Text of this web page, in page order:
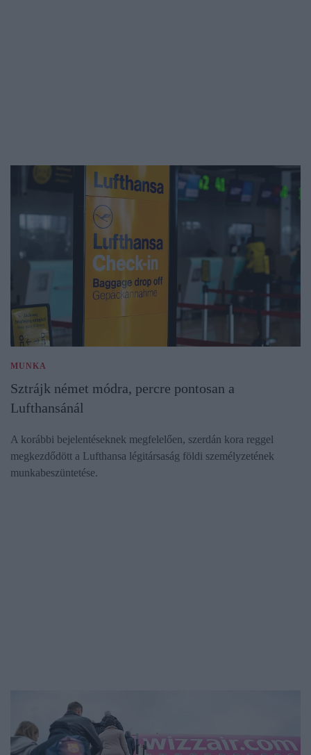
MUNKA
Sztrájk német módra, percre pontosan a
Lufthansánál
A korábbi bejelentéseknek megfelelően, szerdán kora reggel
megkezdődött a Lufthansa légitársaság földi személyzetének
munkabeszüntetése.